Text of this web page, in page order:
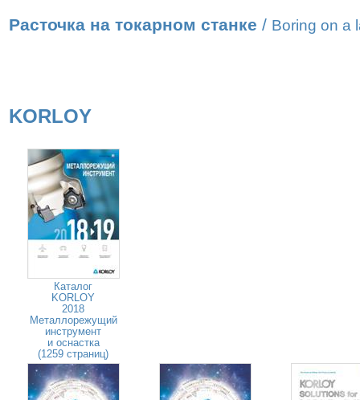
Расточка на токарном станке / Boring on a
KORLOY
Каталог
KORLOY
2018
Металлорежущий
инструмент
и оснастка
(1259 страниц)